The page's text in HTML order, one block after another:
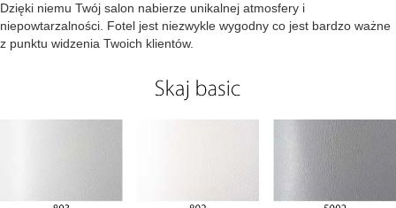
Dzięki niemu Twój salon nabierze unikalnej atmosfery i
niepowtarzalności. Fotel jest niezwykle wygodny co jest bardzo ważne
z punktu widzenia Twoich klientów.